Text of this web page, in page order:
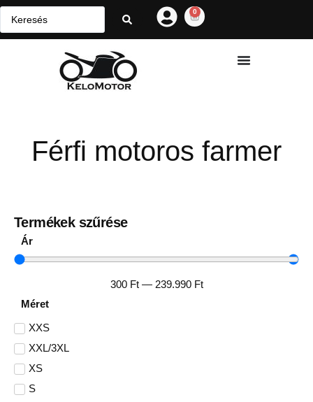
0
Férfi motoros farmer
Termékek szűrése
Ár
300 Ft— 239.990 Ft
Méret
XXS
XXL/3XL
XS
S